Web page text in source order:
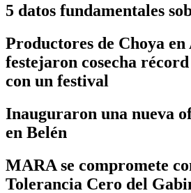
5 datos fundamentales
Productores de Choya en
festejaron cosecha
con un festival
Inauguraron una nueva
en Belén
MARA se compromete
Tolerancia Cero del